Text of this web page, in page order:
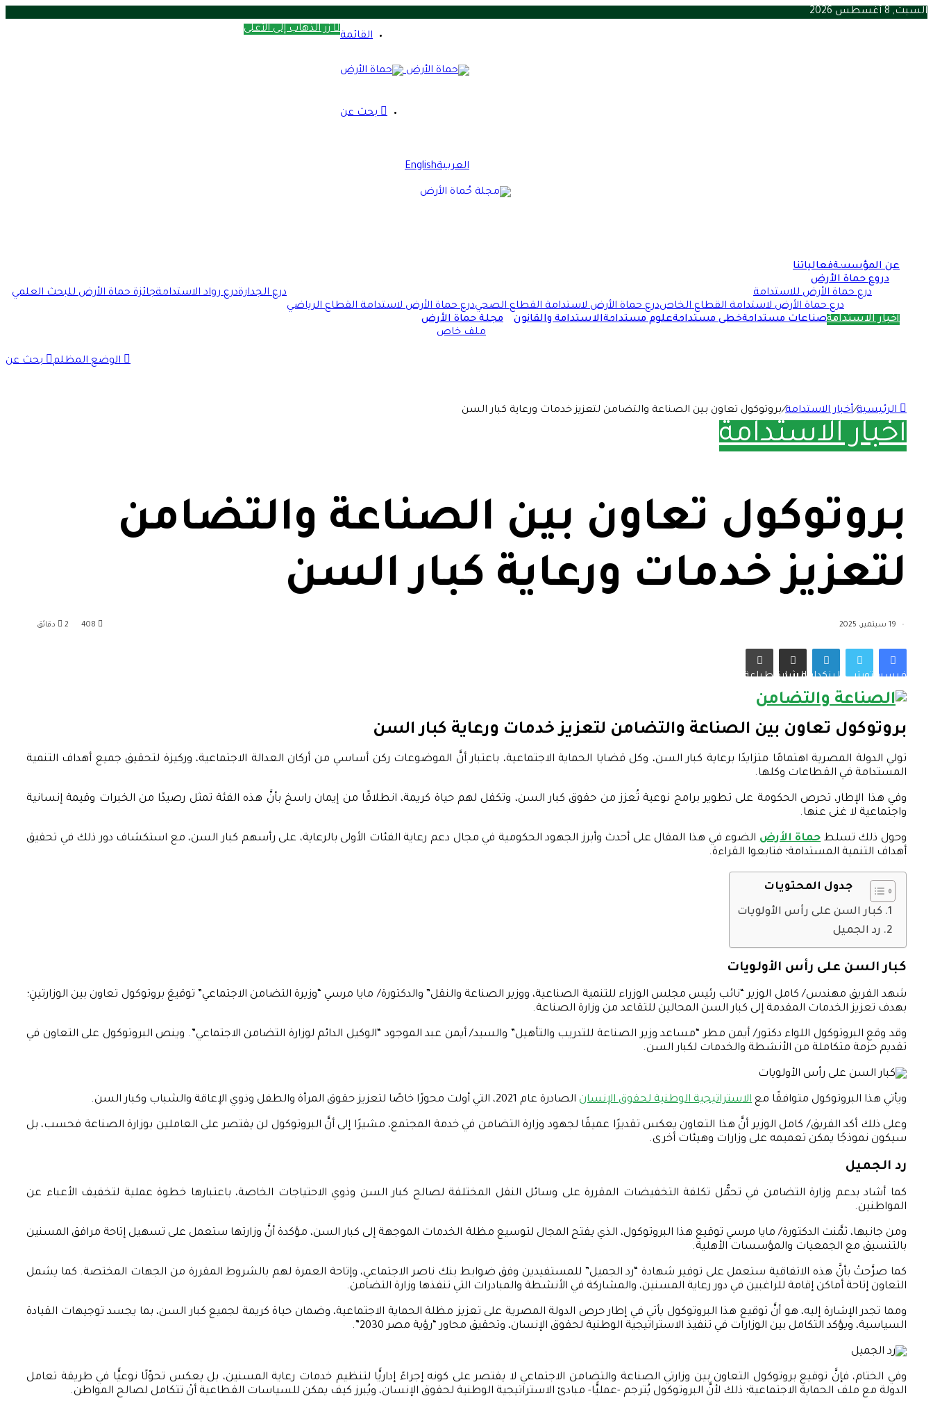
السبت, 8 أغسطس 2026
القائمة
بحث عن
عن المؤسسةفعالياتنا
دروع حماة الأرض
درع حماة الأرض للاستدامة
درع حماة الأرض لاستدامة القطاع الخاصدرع حماة الأرض لاستدامة القطاع الصحيدرع حماة الأرض لاستدامة القطاع الرياضي
درع الجدارةدرع رواد الاستدامةجائزة حماة الأرض للبحث العلمي
أخبار الاستدامةصناعات مستدامةخطى مستدامةعلوم مستدامةالاستدامة والقانون
مجلة حماة الأرض
ملف خاص
بحث عن الوضع المظلم
الرئيسية/أخبار الاستدامة/بروتوكول تعاون بين الصناعة والتضامن لتعزيز خدمات ورعاية كبار السن
أخبار الاستدامة
بروتوكول تعاون بين الصناعة والتضامن
لتعزيز خدمات ورعاية كبار السن
19 سبتمبر، 2025 408 2 دقائق
فيسبوكتويتر لينكدإن مشاركة عبر البريد طباعة
بروتوكول تعاون بين الصناعة والتضامن لتعزيز خدمات ورعاية كبار السن
تولي الدولة المصرية اهتمامًا متزايدًا برعاية كبار السن، وكل قضايا الحماية الاجتماعية، باعتبار أنَّ الموضوعات ركن أساسي من أركان العدالة الاجتماعية، وركيزة لتحقيق جميع أهداف التنمية
المستدامة في القطاعات وكلها.
وفي هذا الإطار، تحرص الحكومة على تطوير برامج نوعية تُعزز من حقوق كبار السن، وتكفل لهم حياة كريمة، انطلاقًا من إيمان راسخ بأنَّ هذه الفئة تمثل رصيدًا من الخبرات وقيمة إنسانية
واجتماعية لا غنى عنها.
وحول ذلك تسلطحماة الأرضالضوء في هذا المقال على أحدث وأبرز الجهود الحكومية في مجال دعم رعاية الفئات الأولى بالرعاية، على رأسهم كبار السن، مع استكشاف دور ذلك في تحقيق
أهداف التنمية المستدامة؛ فتابعوا القراءة.
جدول المحتويات
كبار السن على رأس الأولويات
رد الجميل
كبار السن على رأس الأولويات
شهد الفريق مهندس/ كامل الوزير “نائب رئيس مجلس الوزراء للتنمية الصناعية، ووزير الصناعة والنقل” والدكتورة/ مايا مرسي “وزيرة التضامن الاجتماعي” توقيعَ بروتوكول تعاون بين الوزارتينِ؛
بهدف تعزيز الخدمات المقدمة إلى كبار السن المحالين للتقاعد من وزارة الصناعة.
وقد وقع البروتوكول اللواء دكتور/ أيمن مطر “مساعد وزير الصناعة للتدريب والتأهيل” والسيد/ أيمن عبد الموجود “الوكيل الدائم لوزارة التضامن الاجتماعي”. وينص البروتوكول على التعاون في
تقديم حزمة متكاملة من الأنشطة والخدمات لكبار السن.
ويأتي هذا البروتوكول متوافقًا مع الاستراتيجية الوطنية لحقوق الإنسان الصادرة عام 2021، التي أولت محورًا خاصًا لتعزيز حقوق المرأة والطفل وذوي الإعاقة والشباب وكبار السن.
وعلى ذلك أكد الفريق/ كامل الوزير أنَّ هذا التعاون يعكس تقديرًا عميقًا لجهود وزارة التضامن في خدمة المجتمع، مشيرًا إلى أنَّ البروتوكول لن يقتصر على العاملين بوزارة الصناعة فحسب، بل
سيكون نموذجًا يمكن تعميمه على وزارات وهيئات أخرى.
رد الجميل
كما أشاد بدعم وزارة التضامن في تحمُّل تكلفة التخفيضات المقررة على وسائل النقل المختلفة لصالح كبار السن وذوي الاحتياجات الخاصة، باعتبارها خطوة عملية لتخفيف الأعباء عن
المواطنين.
ومن جانبها، ثمَّنت الدكتورة/ مايا مرسي توقيع هذا البروتوكول، الذي يفتح المجال لتوسيع مظلة الخدمات الموجهة إلى كبار السن، مؤكدة أنَّ وزارتها ستعمل على تسهيل إتاحة مرافق المسنين
بالتنسيق مع الجمعيات والمؤسسات الأهلية.
كما صرَّحتْ بأنَّ هذه الاتفاقية ستعمل على توفير شهادة “رد الجميل” للمستفيدين وفق ضوابط بنك ناصر الاجتماعي، وإتاحة العمرة لهم بالشروط المقررة من الجهات المختصة. كما يشمل
التعاون إتاحة أماكن إقامة للراغبين في دور رعاية المسنين، والمشاركة في الأنشطة والمبادرات التي تنفذها وزارة التضامن.
ومما تجدر الإشارة إليه، هو أنَّ توقيع هذا البروتوكول يأتي في إطار حرص الدولة المصرية على تعزيز مظلة الحماية الاجتماعية، وضمان حياة كريمة لجميع كبار السن، بما يجسد توجيهات القيادة
السياسية، ويؤكد التكامل بين الوزارات في تنفيذ الاستراتيجية الوطنية لحقوق الإنسان، وتحقيق محاور “رؤية مصر 2030”.
وفي الختام، فإنَّ توقيع بروتوكول التعاون بين وزارتي الصناعة والتضامن الاجتماعي لا يقتصر على كونه إجراءً إداريًّا لتنظيم خدمات رعاية المسنين، بل يعكس تحوّلًا نوعيًّا في طريقة تعامل
الدولة مع ملف الحماية الاجتماعية؛ ذلك لأنَّ البروتوكول يُترجم -عمليًّا- مبادئ الاستراتيجية الوطنية لحقوق الإنسان، ويُبرز كيف يمكن للسياسات القطاعية أنْ تتكامل لصالح المواطن.
زر الذهاب إلى الأعلى
العربيةEnglish